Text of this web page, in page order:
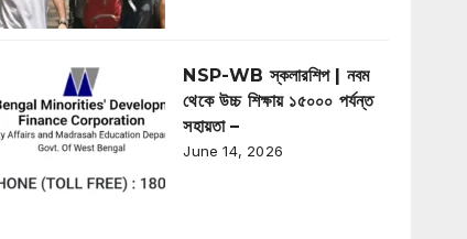
NSP-WB স্কলারশিপ | নবম
থেকে উচ্চ শিক্ষায় ১৫০০০ পর্যন্ত
সহায়তা –
June 14, 2026